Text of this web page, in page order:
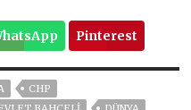
Pinterest
CHP